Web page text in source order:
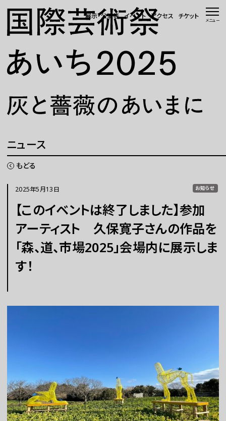
展示・公演等 イベント アクセス チケット メニュー
ニュース 一覧
WEBマガジン
展示・公演等
イベント
国際芸術祭「あいち」とは
チケット
ニュース
もどる
2025年5月13日 お知らせ
【このイベントは終了しました】参加
アーティスト 久保寛子さんの作品を
「森、道、市場2025」会場内に展示しま
す！